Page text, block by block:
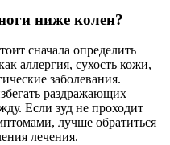
ниже колен?
сначала определить
аллергия, сухость кожи,
заболевания.
раздражающих
Если зуд не проходит
лучше обратиться
лечения.